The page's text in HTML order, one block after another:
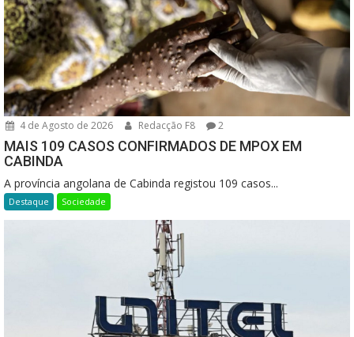
4 de Agosto de 2026 Redacção F8 2
MAIS 109 CASOS CONFIRMADOS DE MPOX EM
CABINDA
A província angolana de Cabinda registou 109 casos...
Destaque Sociedade